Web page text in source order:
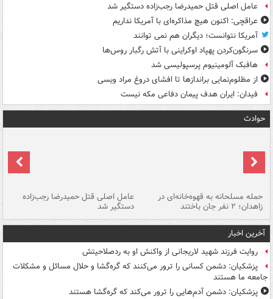
عامل اصلی قتل حمیدرضا رجب‌زاده دستگیر شد
عراقچی: اکنون هیچ مذاکره‌ای با آمریکا نداریم
آمریکا نتوانست؛ دیگران هم نمی توانند
سرنگون‌کردن پهپاد اوکراینی با آتش رگبار روس‌ها
هافبک آلومینیوم پرسپولیسی شد
از مظلوم‌نمایی براندازها تا افشای دروغ مراد ویسی
فیدان: ایران هدف پیمان دفاعی مکه نیست
حوادث
حمله مسلحانه به قهوه‌خانه‌ای در
زاهدان؛ ۲ نفر جان باختند
عامل اصلی قتل حمیدرضا رجب‌زاده
دستگیر شد
آخرین اخبار
روایت فرزند شهید لاریجانی از واکنش او به ردصلاحیتش
پزشکیان: دشمن کسانی را ترور می‌کنند که گره‌گشا و حلال مسائل و مشکلات
جامعه ما هستند
پزشکیان: دشمن آدم‌هایی را ترور می‌کند که گره‌گشا هستند